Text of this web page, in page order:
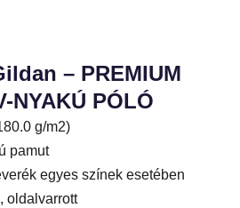
– PREMIUM
NYAKÚ PÓLÓ
g/m2)
pamut
egyes színek esetében
oldalvarrott